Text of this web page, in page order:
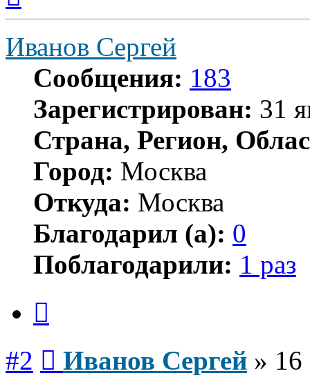
началу
Иванов Сергей
Сообщения: 183
Зарегистрирован: 31
Страна, Регион,
Город: Москва
Откуда: Москва
Благодарил (а): 0
Поблагодарили: 1 раз
#2 Иванов Сергей » 16